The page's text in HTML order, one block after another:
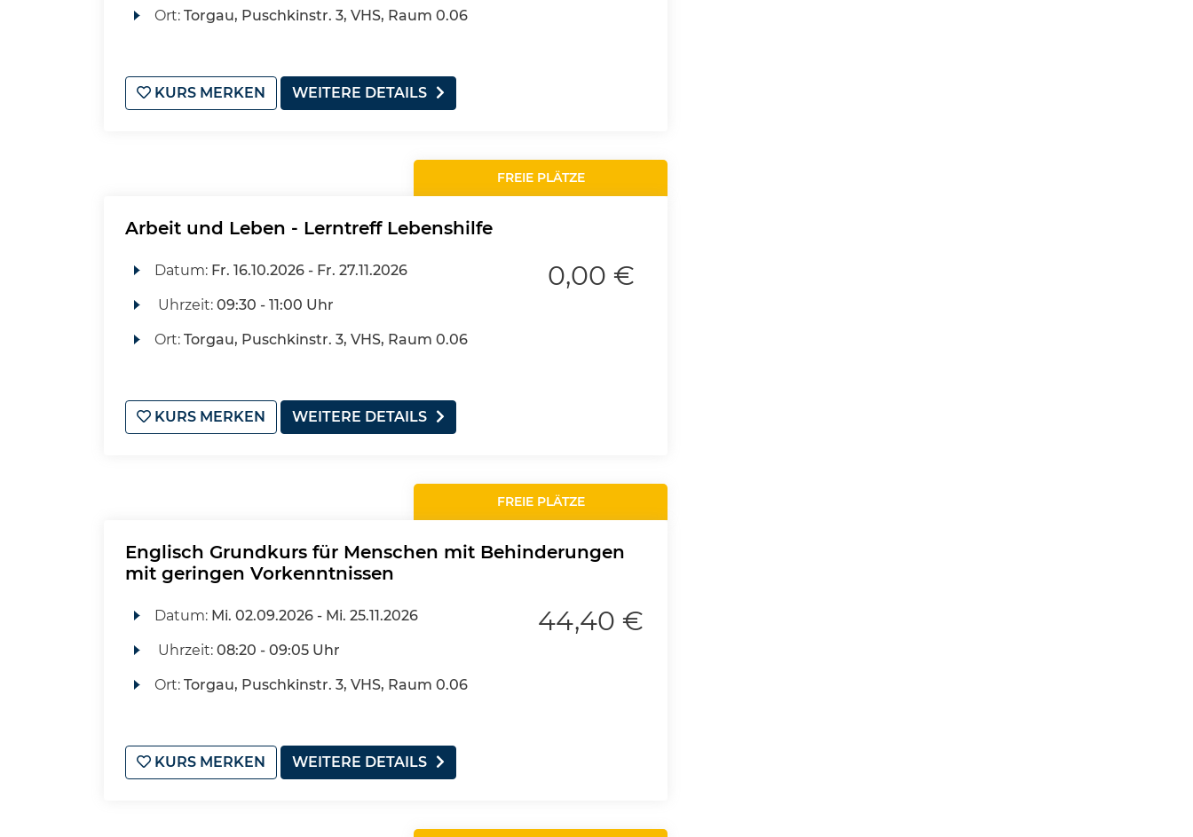
Ort: Torgau, Puschkinstr. 3, VHS, Raum 0.06
KURS MERKEN WEITERE DETAILS
FREIE PLÄTZE
Arbeit und Leben - Lerntreff Lebenshilfe
Datum: Fr. 16.10.2026 - Fr. 27.11.2026
Uhrzeit: 09:30 - 11:00 Uhr
Ort: Torgau, Puschkinstr. 3, VHS, Raum 0.06
0,00 €
KURS MERKEN WEITERE DETAILS
FREIE PLÄTZE
Englisch Grundkurs für Menschen mit Behinderungen
mit geringen Vorkenntnissen
Datum: Mi. 02.09.2026 - Mi. 25.11.2026
Uhrzeit: 08:20 - 09:05 Uhr
Ort: Torgau, Puschkinstr. 3, VHS, Raum 0.06
44,40 €
KURS MERKEN WEITERE DETAILS